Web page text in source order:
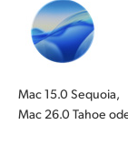
Mac 15.0 Sequoia,
Mac 26.0 Tahoe